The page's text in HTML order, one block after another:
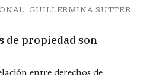
GUILLERMINA SUTTER
de propiedad son
entre derechos de